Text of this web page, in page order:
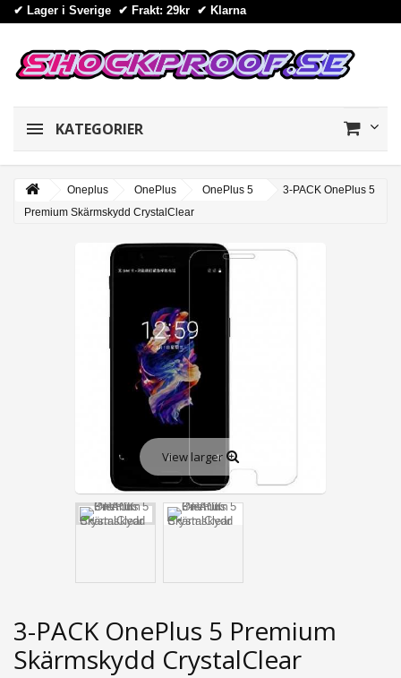
✔ Lager i Sverige ✔ Frakt: 29kr ✔ Klarna
KATEGORIER
Oneplus OnePlus OnePlus 5
3-PACK OnePlus 5
Premium Skärmskydd CrystalClear
View larger
3-PACK OnePlus 5 Premium
Skärmskydd CrystalClear